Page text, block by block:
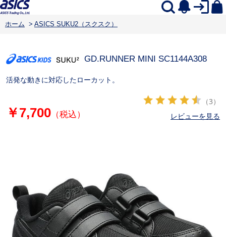
ホーム > ASICS SUKU2（スクスク）
GD.RUNNER MINI SC1144A308
活発な動きに対応したローカット。
￥7,700（税込）
（3）
レビューを見る